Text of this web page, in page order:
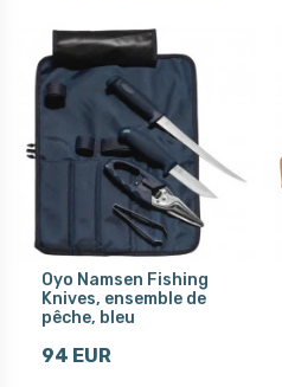
Oyo Namsen Fishing
Knives, ensemble de
pêche, bleu
94 EUR